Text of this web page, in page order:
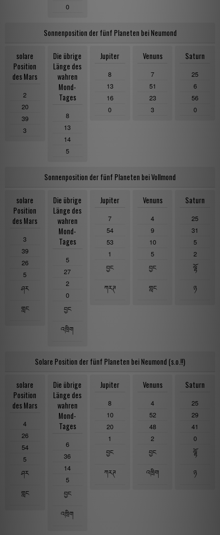
0
Sonnenposition der fünf Planeten bei Neumond
solare
Position
des Mars
2
20
39
3
Die übrige
Länge des
wahren
Mond-
Tages
8
13
14
5
Jupiter
8
13
16
0
Venuns
7
51
23
3
Saturn
25
6
56
0
Sonnenposition der fünf Planeten bei Vollmond
solare
Position
des Mars
3
39
26
5
ཤར
གླང
Die übrige
Länge des
wahren
Mond-
Tages
5
27
2
0
བྱང
འཁྲིག
Jupiter
7
54
53
1
བྱང
ཀརཊ
Venuns
4
9
10
5
བྱང
གླང
Saturn
25
31
5
2
ལྷོ
ཉ
Solare Position der fünf Planeten bei Neumond (s.o.!!)
solare
Position
des Mars
4
26
54
5
ཤར
གླང
Die übrige
Länge des
wahren
Mond-
Tages
6
36
14
5
བྱང
འཁྲིག
Jupiter
8
10
20
1
བྱང
ཀརཊ
Venuns
4
52
48
2
བྱང
འཁྲིག
Saturn
25
29
41
0
ལྷོ
ཉ